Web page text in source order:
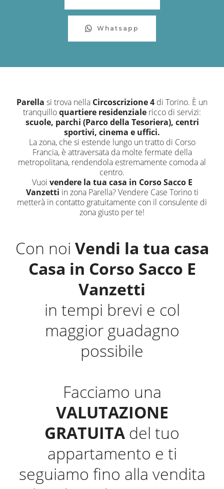
Whatsapp
Parella si trova nella Circoscrizione 4 di Torino. È un
tranquilloquartiere residenziale ricco di servizi:
scuole, parchi (Parco della Tesoriera), centri
sportivi, cinema e uffici.
La zona, che si estende lungo un tratto di Corso
Francia, è attraversata da molte fermate della
metropolitana, rendendola estremamente comoda al
centro.
Vuoi vendere la tua casa in Corso Sacco E
Vanzetti in zona Parella? Vendere Case Torino ti
metterà in contatto gratuitamente con il consulente di
zona giusto per te!
Con noi Vendi la tua casa
Casa in Corso Sacco E
Vanzetti
in tempi brevi e col
maggior guadagno
possibile
Facciamo una
VALUTAZIONE
GRATUITA del tuo
appartamento e ti
seguiamo fino alla vendita